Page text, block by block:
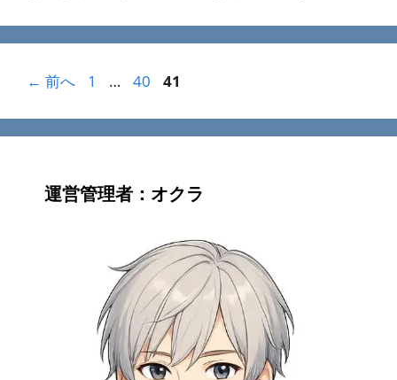
← 前へ
ペ
ジ
1 …
ペ
ジ
40
ペ
ジ
41
運営管理者：オクラ